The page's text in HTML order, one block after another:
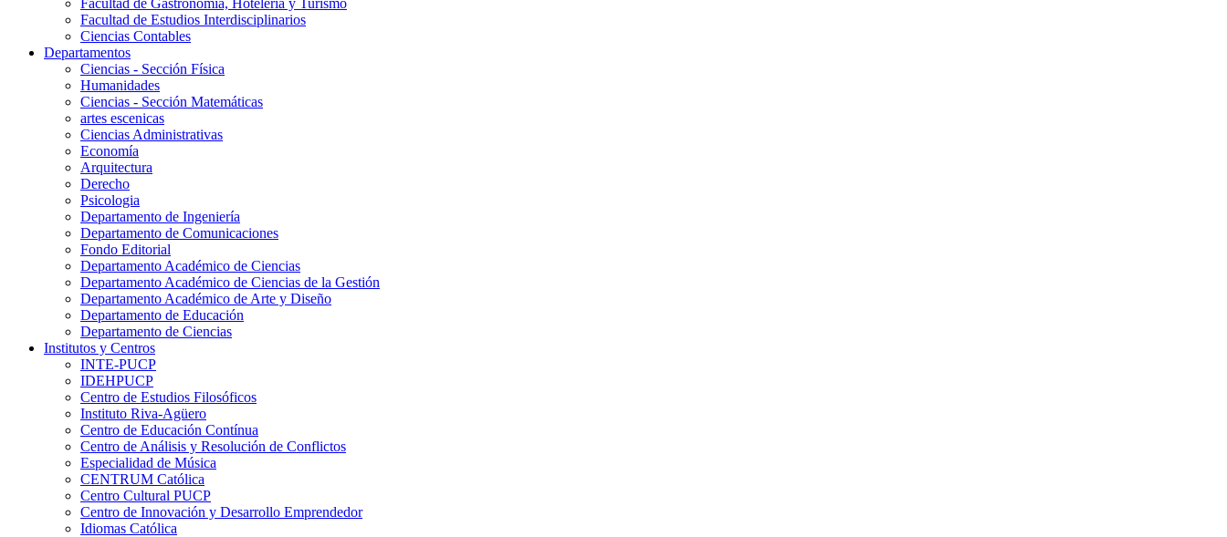
Facultad de Gastronomía, Hotelería y Turismo
Facultad de Estudios Interdisciplinarios
Ciencias Contables
Departamentos
Ciencias - Sección Física
Humanidades
Ciencias - Sección Matemáticas
artes escenicas
Ciencias Administrativas
Economía
Arquitectura
Derecho
Psicologia
Departamento de Ingeniería
Departamento de Comunicaciones
Fondo Editorial
Departamento Académico de Ciencias
Departamento Académico de Ciencias de la Gestión
Departamento Académico de Arte y Diseño
Departamento de Educación
Departamento de Ciencias
Institutos y Centros
INTE-PUCP
IDEHPUCP
Centro de Estudios Filosóficos
Instituto Riva-Agüero
Centro de Educación Contínua
Centro de Análisis y Resolución de Conflictos
Especialidad de Música
CENTRUM Católica
Centro Cultural PUCP
Centro de Innovación y Desarrollo Emprendedor
Idiomas Católica